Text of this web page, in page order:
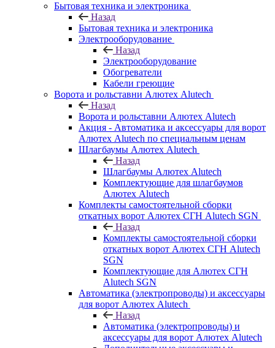
Бытовая техника и электроника
Назад
Бытовая техника и электроника
Электрооборудование
Назад
Электрооборудование
Обогреватели
Кабели греющие
Ворота и рольставни Алютех Alutech
Назад
Ворота и рольставни Алютех Alutech
Акция - Автоматика и аксессуары для ворот
Алютех Alutech по специальным ценам
Шлагбаумы Алютех Alutech
Назад
Шлагбаумы Алютех Alutech
Комплектующие для шлагбаумов
Алютех Alutech
Комплекты самостоятельной сборки
откатных ворот Алютех СГН Alutech SGN
Назад
Комплекты самостоятельной сборки
откатных ворот Алютех СГН Alutech
SGN
Комплектующие для Алютех СГН
Alutech SGN
Автоматика (электропроводы) и аксессуары
для ворот Алютех Alutech
Назад
Автоматика (электропроводы) и
аксессуары для ворот Алютех Alutech